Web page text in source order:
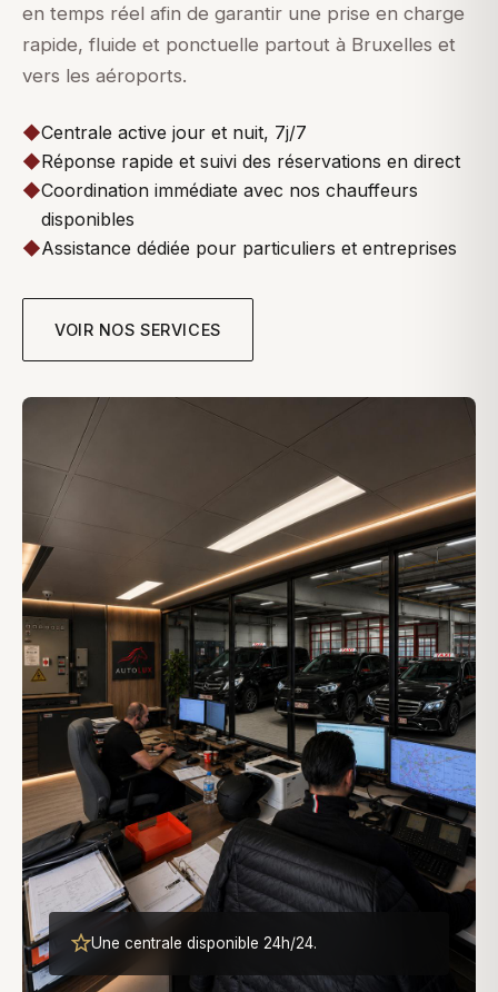
en temps réel afin de garantir une prise en charge
rapide, fluide et ponctuelle partout à Bruxelles et
vers les aéroports.
◆Centrale active jour et nuit, 7j/7
◆Réponse rapide et suivi des réservations en direct
◆Coordination immédiate avec nos chauffeurs
disponibles
◆Assistance dédiée pour particuliers et entreprises
VOIR NOS SERVICES
Une centrale disponible 24h/24.